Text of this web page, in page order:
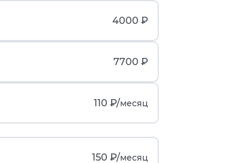
4000 ₽
7700 ₽
110 ₽/месяц
150 ₽/месяц